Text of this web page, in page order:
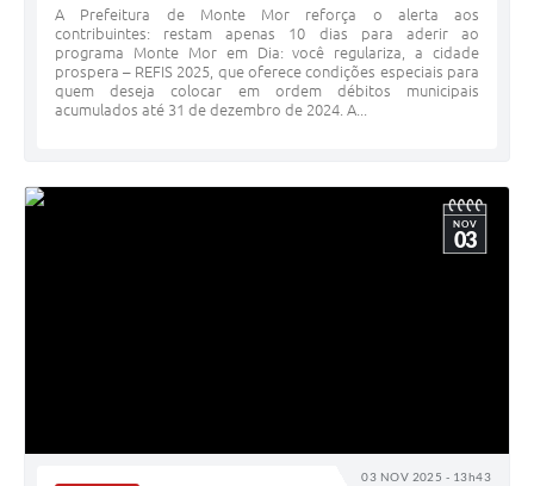
A Prefeitura de Monte Mor reforça o alerta aos
contribuintes: restam apenas 10 dias para aderir ao
programa Monte Mor em Dia: você regulariza, a cidade
prospera – REFIS 2025, que oferece condições especiais para
quem deseja colocar em ordem débitos municipais
acumulados até 31 de dezembro de 2024. A...
03 NOV 2025 - 13h43
NOV
03